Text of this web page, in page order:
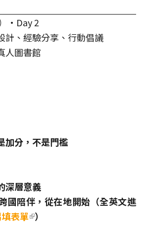
·Day 2
計、經驗分享、行動倡議
人圖書館
加分，不是門檻
深層意義
國陪伴，從在地開始（全英文進
表單(link is external)
）